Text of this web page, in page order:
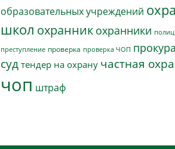
образовательных учреждений
школ охранник охранники
преступление проверка проверка ЧОП
суд тендер на охрану частная
чоп штраф